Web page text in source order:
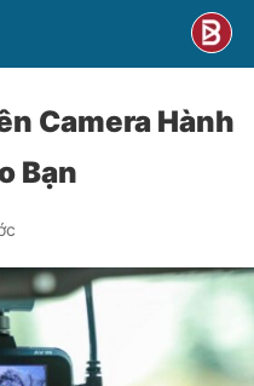
Camera Hành
Bạn